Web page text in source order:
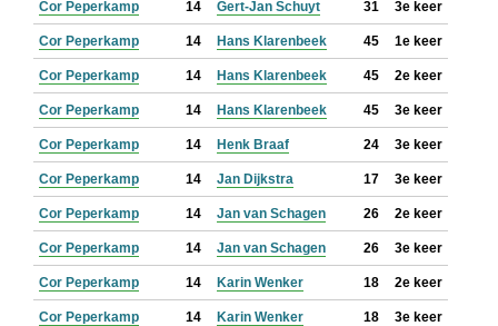
Cor Peperkamp 14 Gert-Jan Schuyt 31 3e keer
Cor Peperkamp 14 Hans Klarenbeek 45 1e keer
Cor Peperkamp 14 Hans Klarenbeek 45 2e keer
Cor Peperkamp 14 Hans Klarenbeek 45 3e keer
Cor Peperkamp 14 Henk Braaf 24 3e keer
Cor Peperkamp 14 Jan Dijkstra 17 3e keer
Cor Peperkamp 14 Jan van Schagen 26 2e keer
Cor Peperkamp 14 Jan van Schagen 26 3e keer
Cor Peperkamp 14 Karin Wenker 18 2e keer
Cor Peperkamp 14 Karin Wenker 18 3e keer